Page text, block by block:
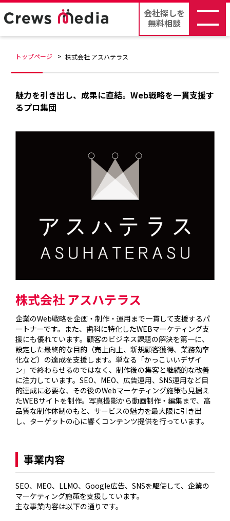
会社探しを
無料相談
トップページ 株式会社 アスハテラス
魅力を引き出し、成果に直結。Web戦略を一貫支援す
るプロ集団
株式会社 アスハテラス
企業のWeb戦略を企画・制作・運用まで一貫して支援するパ
ートナーです。また、歯科に特化したWEBマーケティング支
援にも優れています。顧客のビジネス課題の解決を第一に、
設定した最終的な目的（売上向上、新規顧客獲得、業務効率
化など）の達成を支援します。単なる「かっこいいデザイ
ン」で終わらせるのではなく、制作後の集客と継続的な改善
に注力しています。SEO、MEO、広告運用、SNS運用など目
的達成に必要な、その後のWebマーケティング施策も見据え
たWEBサイトを制作。写真撮影から動画制作・編集まで、高
品質な制作体制のもと、サービスの魅力を最大限に引き出
し、ターゲットの心に響くコンテンツ提供を行っています。
事業内容
SEO、MEO、LLMO、Google広告、SNSを駆使して、企業の
マーケティング施策を支援しています。
主な事業内容は以下の通りです。